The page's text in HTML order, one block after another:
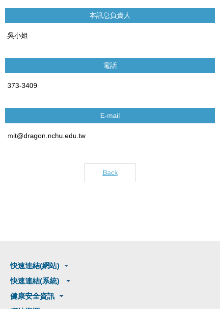
本訊息負責人
吳小姐
電話
373-3409
E-mail
mit@dragon.nchu.edu.tw
Back
快速連結(網站)
快速連結(系統)
健康安全資訊